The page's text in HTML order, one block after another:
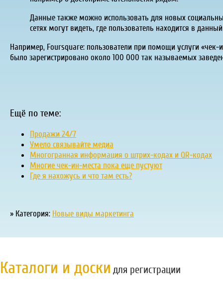
Данные также можно использовать для новых
сетях могут видеть, где пользователь находится в
Например, Foursquare: пользователи при помощи услуги
было зарегистрировано около 100 000 так называемых
Ещё по теме:
Продажи 24/7
Умело связывайте медиа
Многогранная информация о штрих-кодах и QR-кодах
Многие чек-ин-места пока еще пустуют
Где я нахожусь и что там есть?
» Категория: Новые виды маркетинга
Каталоги и доски для регистрации